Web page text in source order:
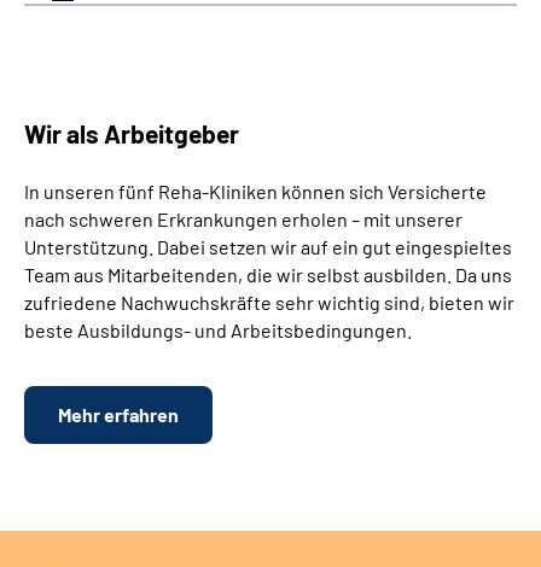
Wir als Arbeitgeber
In unseren fünf Reha-Kliniken können sich Versicherte
nach schweren Erkrankungen erholen – mit unserer
Unterstützung. Dabei setzen wir auf ein gut eingespieltes
Team aus Mitarbeitenden, die wir selbst ausbilden. Da uns
zufriedene Nachwuchskräfte sehr wichtig sind, bieten wir
beste Ausbildungs- und Arbeitsbedingungen.
Mehr erfahren